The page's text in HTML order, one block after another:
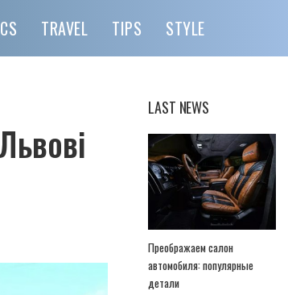
TRAVEL TIPS STYLE
LAST NEWS
Преображаем салон
автомобиля: популярные
детали